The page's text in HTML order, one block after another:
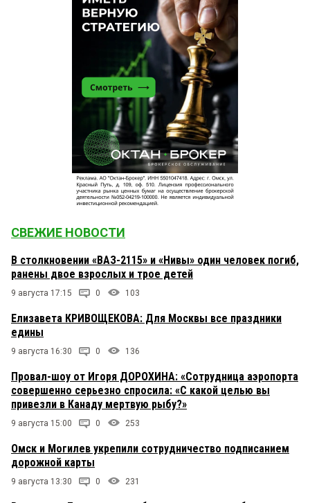
СВЕЖИЕ НОВОСТИ
В столкновении «ВАЗ-2115» и «Нивы» один человек погиб,
ранены двое взрослых и трое детей
9 августа 17:15 0 103
Елизавета КРИВОЩЕКОВА: Для Москвы все праздники
едины
9 августа 16:30 0 136
Провал-шоу от Игоря ДОРОХИНА: «Сотрудница аэропорта
совершенно серьезно спросила: «С какой целью вы
привезли в Канаду мертвую рыбу?»
9 августа 15:00 0 253
Омск и Могилев укрепили сотрудничество подписанием
дорожной карты
9 августа 13:30 0 231